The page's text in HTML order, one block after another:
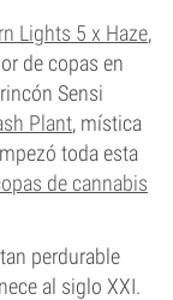
Lights 5 x Haze,
de copas en
Sensi
Plant, mística
toda esta
de cannabis
perdurable
al siglo XXI.